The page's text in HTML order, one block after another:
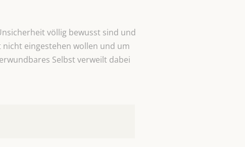
völlig bewusst sind und
eingestehen wollen und um
Selbst verweilt dabei